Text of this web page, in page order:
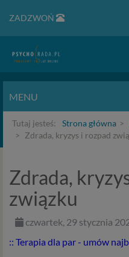
ZADZWOŃ
MENU
Tutaj jesteś: Strona główna
Zdrada, kryzys i rozpad
Zdrada,
związku
czwartek, 29 stycznia
:: Terapia dla par - umów